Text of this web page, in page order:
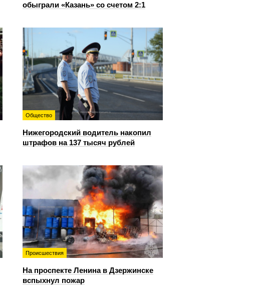
обыграли «Казань» со счетом 2:1
Общество
Нижегородский водитель накопил
штрафов на 137 тысяч рублей
Происшествия
На проспекте Ленина в Дзержинске
вспыхнул пожар